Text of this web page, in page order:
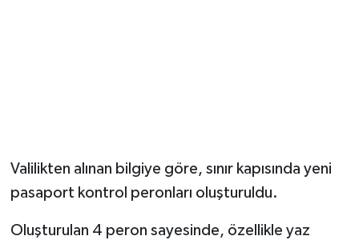
Valilikten alınan bilgiye göre, sınır kapısında yeni
pasaport kontrol peronları oluşturuldu.
Oluşturulan 4 peron sayesinde, özellikle yaz